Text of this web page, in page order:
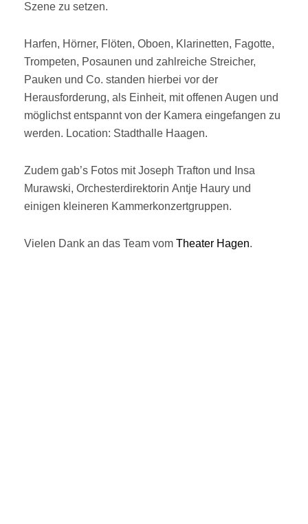
Szene zu setzen.
Harfen, Hörner, Flöten, Oboen, Klarinetten, Fagotte,
Trompeten, Posaunen und zahlreiche Streicher,
Pauken und Co. standen hierbei vor der
Herausforderung, als Einheit, mit offenen Augen und
möglichst entspannt von der Kamera eingefangen zu
werden. Location: Stadthalle Haagen.
Zudem gab’s Fotos mit Joseph Trafton und Insa
Murawski, Orchesterdirektorin Antje Haury und
einigen kleineren Kammerkonzertgruppen.
Vielen Dank an das Team vom Theater Hagen.